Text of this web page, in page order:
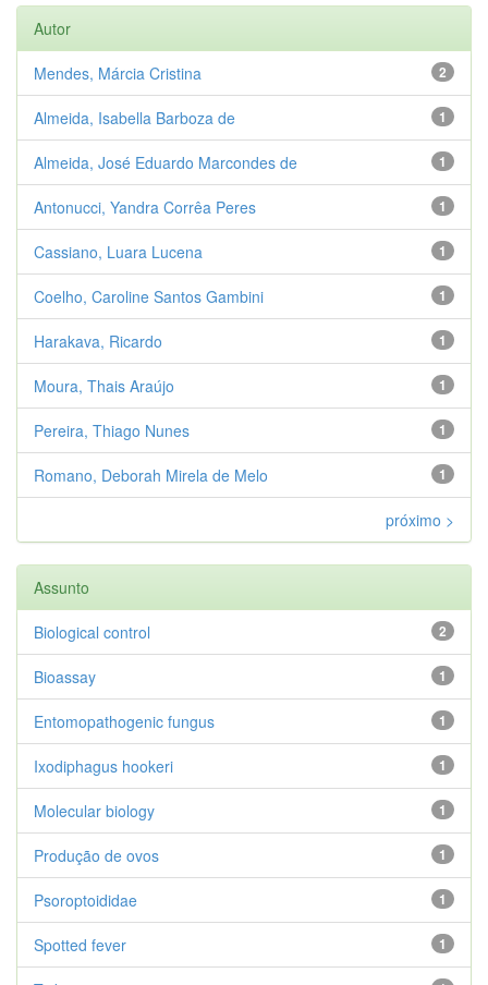
Autor
2
Mendes, Márcia Cristina
1
Almeida, Isabella Barboza de
1
Almeida, José Eduardo Marcondes de
1
Antonucci, Yandra Corrêa Peres
1
Cassiano, Luara Lucena
1
Coelho, Caroline Santos Gambini
1
Harakava, Ricardo
1
Moura, Thais Araújo
1
Pereira, Thiago Nunes
1
Romano, Deborah Mirela de Melo
próximo >
Assunto
2
Biological control
1
Bioassay
1
Entomopathogenic fungus
1
Ixodiphagus hookeri
1
Molecular biology
1
Produção de ovos
1
Psoroptoididae
1
Spotted fever